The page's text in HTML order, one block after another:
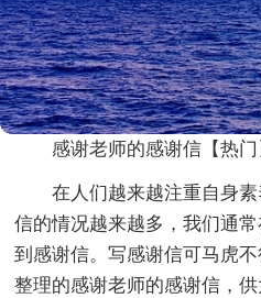
感谢老师的感谢信【热门
在人们越来越注重自身
信的情况越来越多，我们通
到感谢信。写感谢信可马虎
整理的感谢老师的感谢信，